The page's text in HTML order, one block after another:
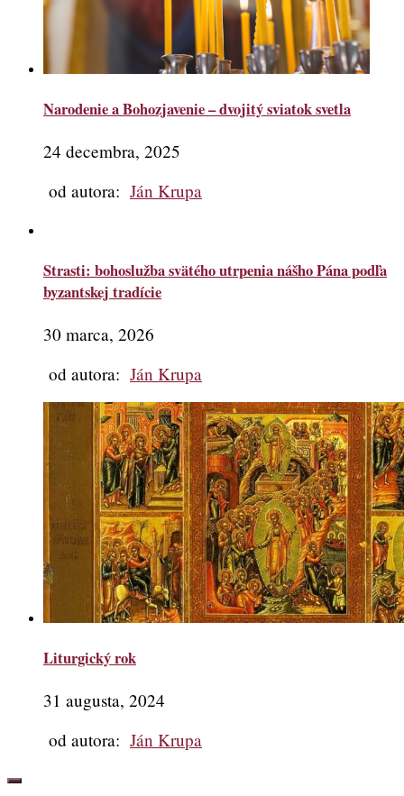
Narodenie a Bohozjavenie – dvojitý sviatok svetla
24 decembra, 2025
od autora: Ján Krupa
Strasti: bohoslužba svätého utrpenia nášho Pána podľa
byzantskej tradície
30 marca, 2026
od autora: Ján Krupa
Liturgický rok
31 augusta, 2024
od autora: Ján Krupa